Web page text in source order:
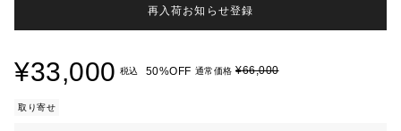
再入荷お知らせ登録
¥33,000 税込 50%OFF 通常価格 ¥66,000
取り寄せ